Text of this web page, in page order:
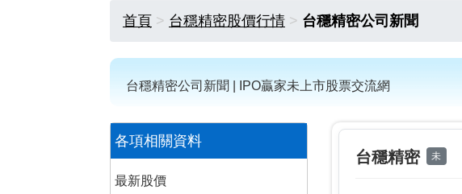
首頁 台穩精密股價行情 台穩精密公司新聞
台穩精密公司新聞 | IPO贏家未上市股票交流網
各項相關資料
最新股價
台穩精密 未